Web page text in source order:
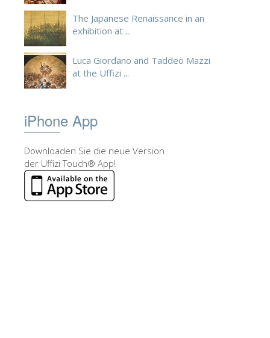
The Japanese Renaissance in an
exhibition at ...
Luca Giordano and Taddeo Mazzi
at the Uffizi ...
iPhone App
Downloaden Sie die neue Version
der Uffizi Touch® App!